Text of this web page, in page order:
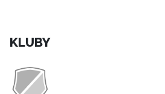
KLUBY